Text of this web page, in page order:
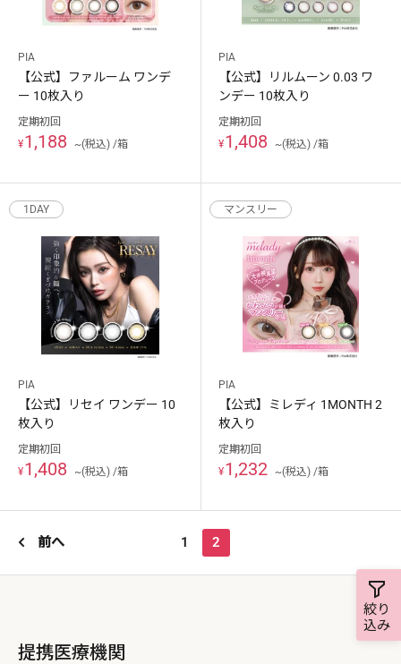
PIA
【公式】ファルーム ワンデ
ー 10枚入り
定期初回
¥1,188 ~(税込) /箱
PIA
【公式】リルムーン 0.03 ワ
ンデー 10枚入り
定期初回
¥1,408 ~(税込) /箱
1DAY
PIA
【公式】リセイ ワンデー 10
枚入り
定期初回
¥1,408 ~(税込) /箱
マンスリー
PIA
【公式】ミレディ 1MONTH 2
枚入り
定期初回
¥1,232 ~(税込) /箱
前へ 1 2
絞り
込み
提携医療機関